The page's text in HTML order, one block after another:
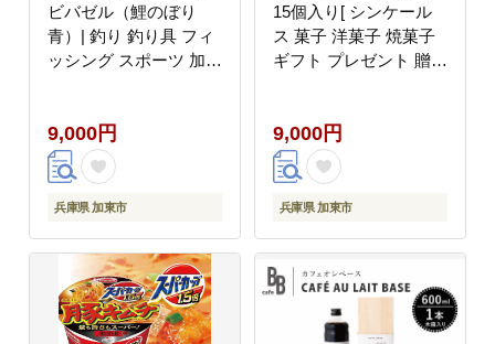
ビバゼル（鯉のぼり
青）| 釣り 釣り具 フィ
ッシング スポーツ 加東
9,000円
兵庫県 加東市
15個入り[ シンケール
ス 菓子 洋菓子 焼菓子
ギフト プレゼント 贈り
9,000円
兵庫県 加東市